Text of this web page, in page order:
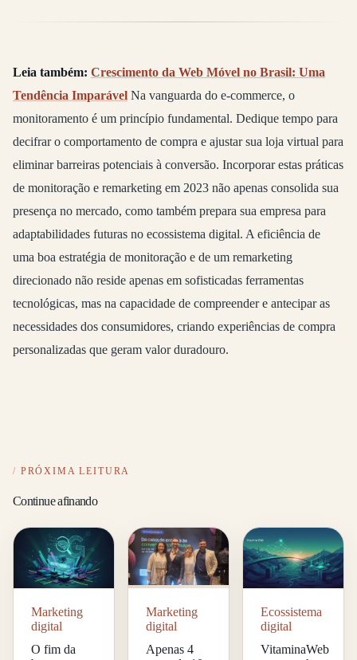
Leia também: Crescimento da Web Móvel no Brasil: Uma
Tendência Imparável Na vanguarda do e-commerce, o
monitoramento é um princípio fundamental. Dedique tempo para
decifrar o comportamento de compra e ajustar sua loja virtual para
eliminar barreiras potenciais à conversão. Incorporar estas práticas
de monitoração e remarketing em 2023 não apenas consolida sua
presença no mercado, como também prepara sua empresa para
adaptabilidades futuras no ecossistema digital. A eficiência de
uma boa estratégia de monitoração e de um remarketing
direcionado não reside apenas em sofisticadas ferramentas
tecnológicas, mas na capacidade de compreender e antecipar as
necessidades dos consumidores, criando experiências de compra
personalizadas que geram valor duradouro.
PRÓXIMA LEITURA
Continue afinando
Marketing
digital
O fim da
Marketing
digital
Apenas 4
Ecossistema
digital
VitaminaWeb